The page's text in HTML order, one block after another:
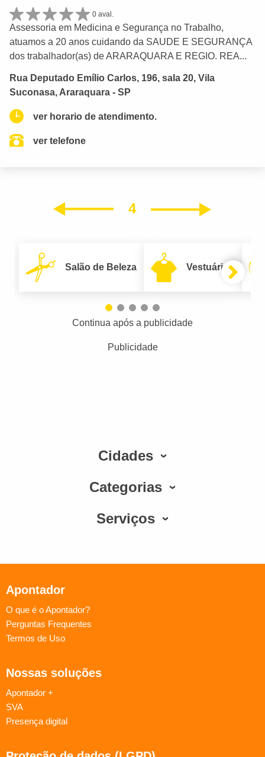
0 aval.
Assessoria em Medicina e Segurança no Trabalho,
atuamos a 20 anos cuidando da SAUDE E SEGURANÇA
dos trabalhador(as) de ARARAQUARA E REGIO. REA...
Rua Deputado Emílio Carlos, 196, sala 20, Vila
Suconasa, Araraquara - SP
ver horario de atendimento.
ver telefone
4
Salão de Beleza Vestuário
Continua após a publicidade
Publicidade
Cidades
Categorias
Serviços
Apontador
O que é o Apontador?
Perguntas Frequentes
Termos de Uso
Nossas soluções
Apontador +
SVA
Presença digital